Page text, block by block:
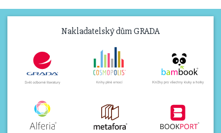
Nakladatelský dům GRADA